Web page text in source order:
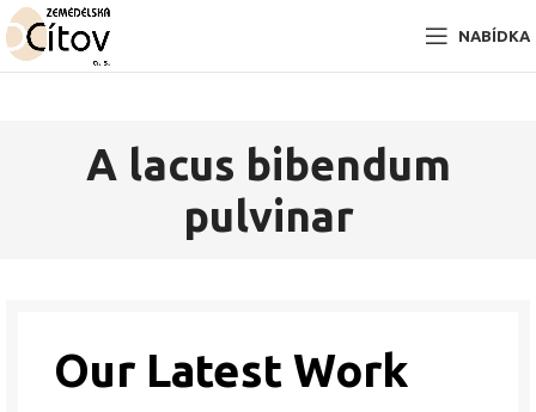
NABÍDKA
A lacus bibendum
pulvinar
Our Latest Work